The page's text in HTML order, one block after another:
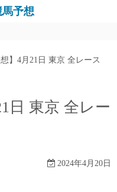
予想
想】4月21日 東京 全レース
日 東京 全レー
2024年4月20日